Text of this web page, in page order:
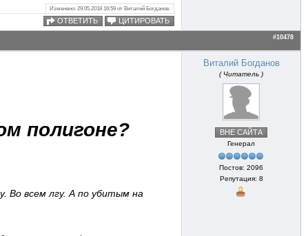
Изменено: 29.05.2018 16:59 от Виталий Богданов.
ОТВЕТИТЬ ЦИТИРОВАТЬ
#10478
полигоне?
Во всем лгу. А по убитым на
Виталий Богданов
( Читатель )
ВНЕ САЙТА
Генерал
Постов: 2096
Репутация: 8